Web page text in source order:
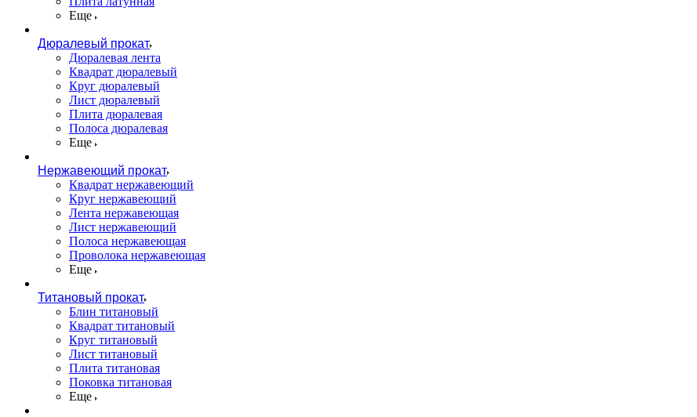
Еще
Дюралевый прокат
Дюралевая лента
Квадрат дюралевый
Круг дюралевый
Лист дюралевый
Плита дюралевая
Полоса дюралевая
Еще
Нержавеющий прокат
Квадрат нержавеющий
Круг нержавеющий
Лента нержавеющая
Лист нержавеющий
Полоса нержавеющая
Проволока нержавеющая
Еще
Титановый прокат
Блин титановый
Квадрат титановый
Круг титановый
Лист титановый
Плита титановая
Поковка титановая
Еще